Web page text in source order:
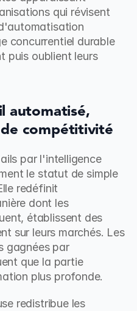
qui révisent
concurrentiel durable
puis oublient leurs
automatisé,
compétitivité
par l'intelligence
le statut de simple
redéfinit
dont les
établissent des
sur leurs marchés. Les
gagnées par
que la partie
plus profonde.
redistribue les